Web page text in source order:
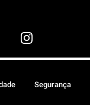
Segurança